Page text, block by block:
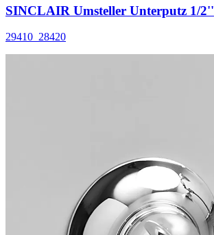
SINCLAIR Umsteller Unterputz 1/2''
29410_28420